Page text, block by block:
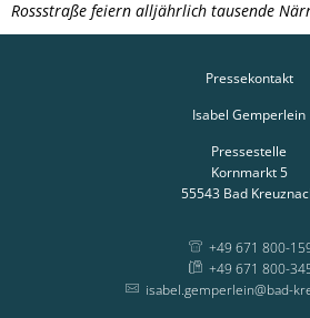
Rossstraße feiern alljährlich tausende
Pressekontakt
Isabel Gemperlein
Pressestelle
Kornmarkt 5
55543 Bad
+49 671 800-
+49 671 800-
isabel.gemperlein@bad-